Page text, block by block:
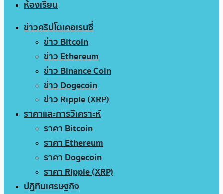
ห้องเรียน
ข่าวคริปโตเคอเรนซี่
ข่าว Bitcoin
ข่าว Ethereum
ข่าว Binance Coin
ข่าว Dogecoin
ข่าว Ripple (XRP)
ราคาและการวิเคราะห์
ราคา Bitcoin
ราคา Ethereum
ราคา Dogecoin
ราคา Ripple (XRP)
ปฏิทินเศรษฐกิจ